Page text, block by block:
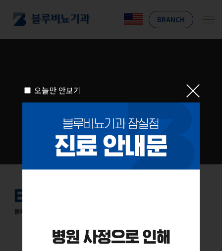
BRANCH
오늘만 안보기